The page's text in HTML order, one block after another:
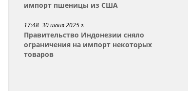
импорт пшеницы из США
17:48 30 июня 2025 г.
Правительство Индонезии сняло
ограничения на импорт некоторых
товаров